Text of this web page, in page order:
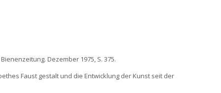
Dezember 1975, S. 375.
Faust gestalt und die Entwicklung der Kunst seit der